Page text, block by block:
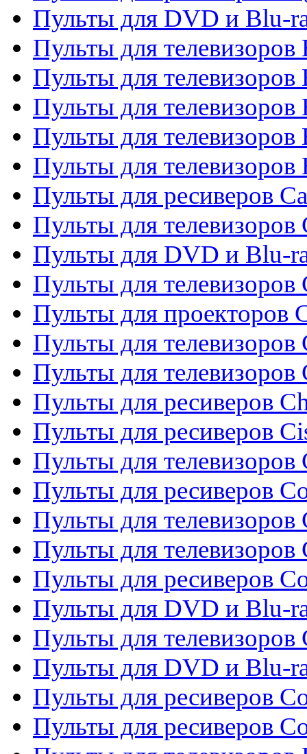
Пульты для DVD и Blu-
Пульты для телевизоров
Пульты для телевизоров
Пульты для телевизоров
Пульты для телевизоров
Пульты для телевизоров
Пульты для ресиверов
Пульты для телевизоров
Пульты для DVD и Blu-
Пульты для телевизоров
Пульты для проекторов
Пульты для телевизоров
Пульты для телевизоров
Пульты для ресиверов
Пульты для ресиверов
Пульты для телевизоров
Пульты для ресиверов
Пульты для телевизоров
Пульты для телевизоров
Пульты для ресиверов
Пульты для DVD и Blu-
Пульты для телевизоров
Пульты для DVD и Blu-
Пульты для ресиверов
Пульты для ресиверов